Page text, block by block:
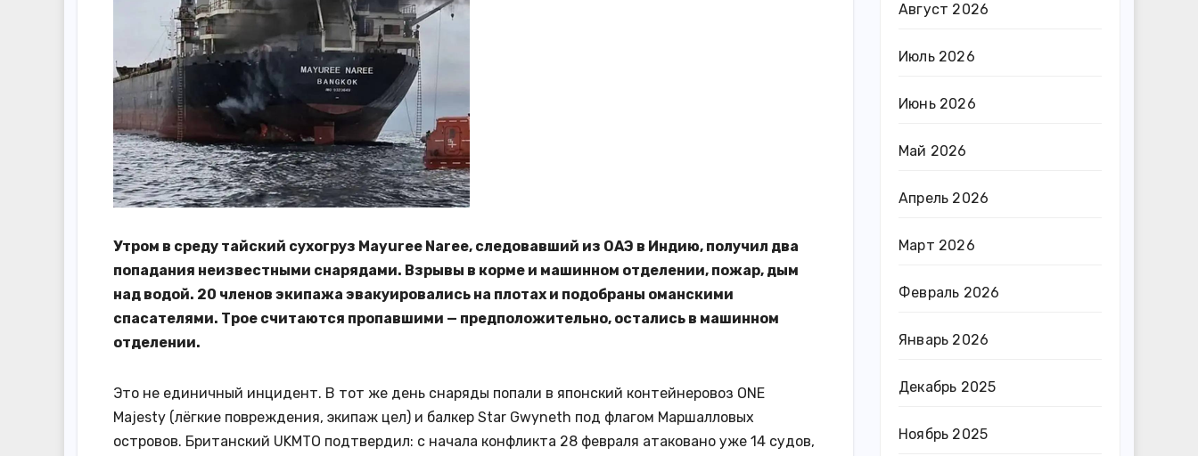
Утром в среду тайский сухогруз Mayuree Naree, следовавший из ОАЭ в Индию, получил два
попадания неизвестными снарядами. Взрывы в корме и машинном отделении, пожар, дым
над водой. 20 членов экипажа эвакуировались на плотах и подобраны оманскими
спасателями. Трое считаются пропавшими — предположительно, остались в машинном
отделении.
Это не единичный инцидент. В тот же день снаряды попали в японский контейнеровоз ONE
Majesty (лёгкие повреждения, экипаж цел) и балкер Star Gwyneth под флагом Маршалловых
островов. Британский UKMTO подтвердил: с начала конфликта 28 февраля атаковано уже 14 судов,
Август 2026
Июль 2026
Июнь 2026
Май 2026
Апрель 2026
Март 2026
Февраль 2026
Январь 2026
Декабрь 2025
Ноябрь 2025